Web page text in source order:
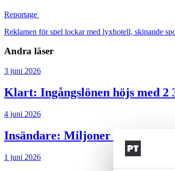
Reportage
Reklamen för spel lockar med lyxhotell, skinande
Andra läser
3 juni 2026
Klart: Ingångslönen höjs med 2
4 juni 2026
Insändare: Miljoner i sjön –
1 juni 2026